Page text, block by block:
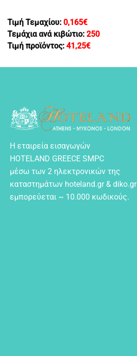
Τιμή Τεμαχίου: 0,165€
Τεμάχια ανά κιβώτιο: 250
Τιμή προϊόντος: 41,25€
Η εταιρεία εισαγωγών
HOTELAND GREECE SMPC
μέσω των 2 ηλεκτρονικών της
καταστημάτων hoteland.gr & diko.gr
εμπορεύεται ~ 10.000 κωδικούς.